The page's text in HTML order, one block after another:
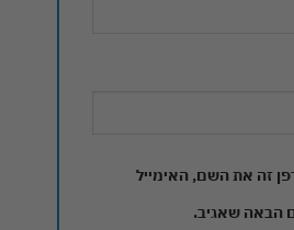
זה את השם, האימייל
הבאה שאגיב.